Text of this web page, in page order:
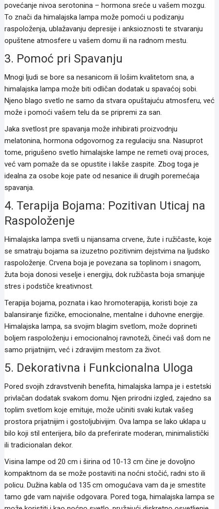
povećanje nivoa serotonina – hormona sreće u vašem mozgu.
To znači da himalajska lampa može pomoći u podizanju
raspoloženja, ublažavanju depresije i anksioznosti te stvaranju
opuštene atmosfere u vašem domu ili na radnom mestu.
3. Pomoć pri Spavanju
Mnogi ljudi se bore sa nesanicom ili lošim kvalitetom sna, a
himalajska lampa može biti odličan dodatak u spavaćoj sobi.
Njeno blago svetlo ne samo da stvara opuštajuću atmosferu, već
može i pomoći vašem telu da se pripremi za san.
Jaka svetlost pre spavanja može inhibirati proizvodnju
melatonina, hormona odgovornog za regulaciju sna. Nasuprot
tome, prigušeno svetlo himalajske lampe ne remeti ovaj proces,
već vam pomaže da se opustite i lakše zaspite. Zbog toga je
idealna za osobe koje pate od nesanice ili drugih poremećaja
spavanja.
4. Terapija Bojama: Pozitivan Uticaj na
Raspoloženje
Himalajska lampa svetli u nijansama crvene, žute i ružičaste, koje
se smatraju bojama sa izuzetno pozitivnim dejstvima na ljudsko
raspoloženje. Crvena boja je povezana sa toplinom i snagom,
žuta boja donosi veselje i energiju, dok ružičasta boja smanjuje
stres i podstiče kreativnost.
Terapija bojama, poznata i kao hromoterapija, koristi boje za
balansiranje fizičke, emocionalne, mentalne i duhovne energije.
Himalajska lampa, sa svojim blagim svetlom, može doprineti
boljem raspoloženju i emocionalnoj ravnoteži, čineći vaš dom ne
samo prijatnijim, već i zdravijim mestom za život.
5. Dekorativna i Funkcionalna Uloga
Pored svojih zdravstvenih benefita, himalajska lampa je i estetski
privlačan dodatak svakom domu. Njen prirodni izgled, zajedno sa
toplim svetlom koje emituje, može učiniti svaki kutak vašeg
prostora prijatnijim i gostoljubivijim. Ova lampa se lako uklapa u
bilo koji stil enterijera, bilo da preferirate moderan, minimalistički
ili tradicionalan dekor.
Visina lampe od 20 cm i širina od 10-13 cm čine je dovoljno
kompaktnom da se može postaviti na noćni stočić, radni sto ili
policu. Dužina kabla od 135 cm omogućava vam da je smestite
tamo gde vam najviše odgovara. Pored toga, himalajska lampa se